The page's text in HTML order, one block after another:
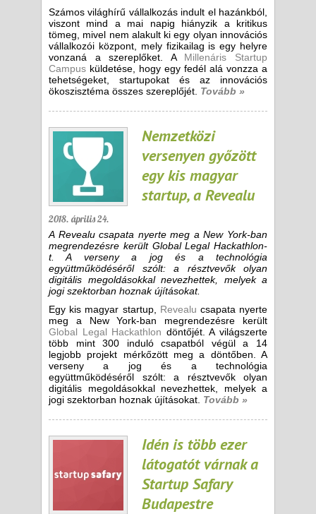
Számos világhírű vállalkozás indult el hazánkból,
viszont mind a mai napig hiányzik a kritikus
tömeg, mivel nem alakult ki egy olyan innovációs
vállalkozói központ, mely fizikailag is egy helyre
vonzaná a szereplőket. A Millenáris Startup
Campus küldetése, hogy egy fedél alá vonzza a
tehetségeket, startupokat és az innovációs
ökoszisztéma összes szereplőjét. Tovább »
Nemzetközi
versenyen győzött
egy kis magyar
startup, a Revealu
2018. április 24.
A Revealu csapata nyerte meg a New York-ban
megrendezésre került Global Legal Hackathlon-
t. A verseny a jog és a technológia
együttműködéséről szólt: a résztvevők olyan
digitális megoldásokkal nevezhettek, melyek a
jogi szektorban hoznak újításokat.
Egy kis magyar startup, Revealu csapata nyerte
meg a New York-ban megrendezésre került
Global Legal Hackathlon döntőjét. A világszerte
több mint 300 induló csapatból végül a 14
legjobb projekt mérkőzött meg a döntőben. A
verseny a jog és a technológia
együttműködéséről szólt: a résztvevők olyan
digitális megoldásokkal nevezhettek, melyek a
jogi szektorban hoznak újításokat. Tovább »
Idén is több ezer
látogatót várnak a
Startup Safary
Budapestre